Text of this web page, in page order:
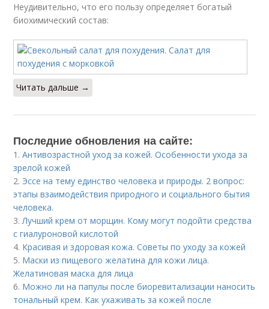
Неудивительно, что его пользу определяет богатый
биохимический состав:
Читать дальше →
Последние обновления на сайте:
1.Антивозрастной уход за кожей. Особенности ухода за
зрелой кожей
2. Эссе на тему единство человека и природы. 2 вопрос:
этапы взаимодействия природного и социального бытия
человека.
3. Лучший крем от морщин. Кому могут подойти средства
с гиалуроновой кислотой
4. Красивая и здоровая кожа. Советы по уходу за кожей
5. Маски из пищевого желатина для кожи лица.
Желатиновая маска для лица
6. Можно ли на папулы после биоревитализации наносить
тональный крем. Как ухаживать за кожей после